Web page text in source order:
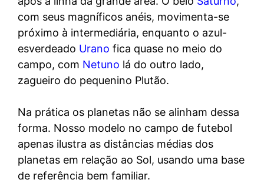
com seus magníficos anéis, movimenta-se
próximo à intermediária, enquanto o azul-
esverdeado Urano fica quase no meio do
campo, com Netuno lá do outro lado,
zagueiro do pequenino Plutão.
Na prática os planetas não se alinham dessa
forma. Nosso modelo no campo de futebol
apenas ilustra as distâncias médias dos
planetas em relação ao Sol, usando uma base
de referência bem familiar.